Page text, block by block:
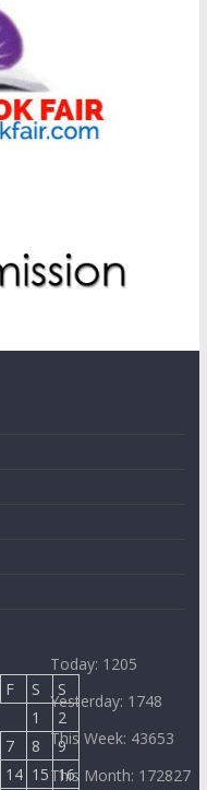
F S
S
1
2
7 8
9
14 15 16
Today: 1205
Yesterday: 1748
This Week: 43653
This Month: 172827